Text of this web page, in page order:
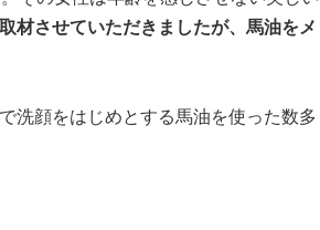
材させていただきましたが、馬油をメ
洗顔をはじめとする馬油を使った数多